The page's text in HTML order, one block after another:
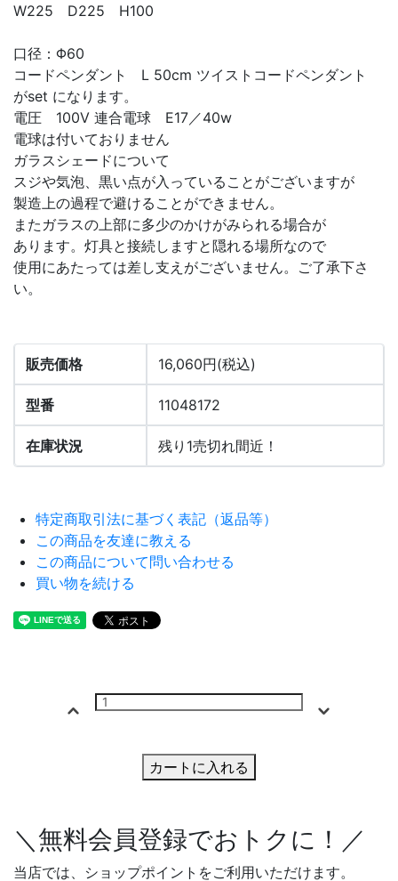
W225 D225 H100
口径：Φ60
コードペンダント L 50cm ツイストコードペンダント
がset になります。
電圧 100V 連合電球 E17／40w
電球は付いておりません
ガラスシェードについて
スジや気泡、黒い点が入っていることがございますが
製造上の過程で避けることができません。
またガラスの上部に多少のかけがみられる場合が
あります。灯具と接続しますと隠れる場所なので
使用にあたっては差し支えがございません。ご了承下さ
い。
販売価格 16,060円(税込)
型番 11048172
在庫状況 残り1売切れ間近！
特定商取引法に基づく表記（返品等）
この商品を友達に教える
この商品について問い合わせる
買い物を続ける
カートに入れる
＼無料会員登録でおトクに！／
当店では、ショップポイントをご利用いただけます。